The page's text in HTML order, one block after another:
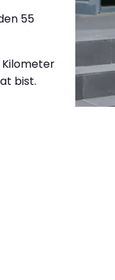
55
Kilometer
bist.